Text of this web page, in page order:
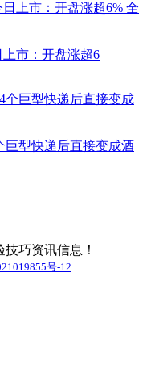
市：开盘涨超6
巨型快递后直接变成酒
巧资讯信息！
号-12